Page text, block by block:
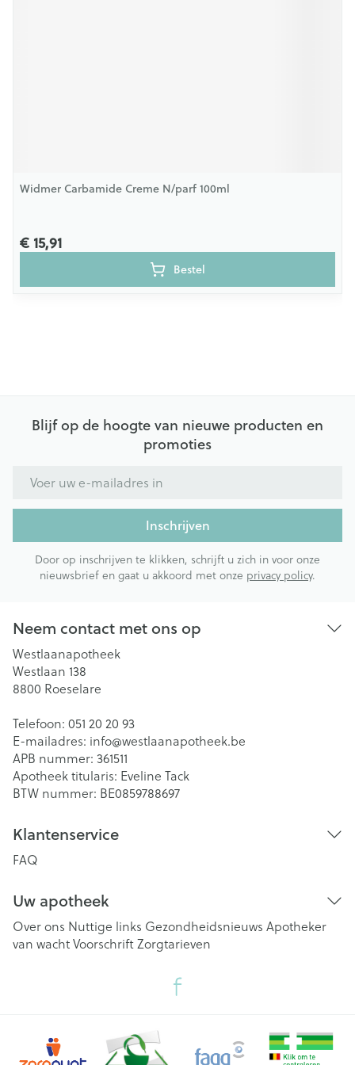
Widmer Carbamide Creme N/parf 100ml
€ 15,91
Bestel
Blijf op de hoogte van nieuwe producten en
promoties
Inschrijven
Door op inschrijven te klikken, schrijft u zich in voor onze
nieuwsbrief en gaat u akkoord met onze privacy policy.
Neem contact met ons op
Westlaanapotheek
Westlaan 138
8800 Roeselare
Telefoon: 051 20 20 93
E-mailadres: info@westlaanapotheek.be
APB nummer: 361511
Apotheek titularis: Eveline Tack
BTW nummer: BE0859788697
Klantenservice
FAQ
Uw apotheek
Over ons Nuttige links Gezondheidsnieuws Apotheker
van wachtVoorschriftZorgtarieven